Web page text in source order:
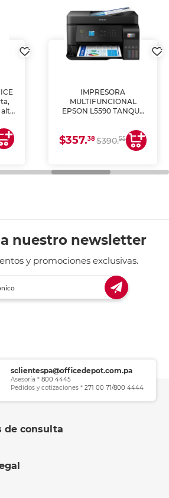
IMPRESORA
MULTIFUNCIONAL
EPSON L5590 TANQUE
COPIA Y ESCANEA)
$357.38$390.55
nuestro newsletter
y promociones exclusivas.
sclientespa@officedepot.com.pa
Asesoría * 800 4445
Pedidos y cotizaciones * 271 00 71/800 4444
de consulta